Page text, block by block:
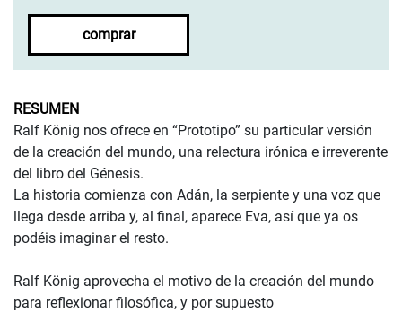
comprar
RESUMEN
Ralf König nos ofrece en “Prototipo” su particular versión
de la creación del mundo, una relectura irónica e irreverente
del libro del Génesis.
La historia comienza con Adán, la serpiente y una voz que
llega desde arriba y, al final, aparece Eva, así que ya os
podéis imaginar el resto.
Ralf König aprovecha el motivo de la creación del mundo
para reflexionar filosófica, y por supuesto